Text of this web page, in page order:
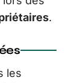
.
les